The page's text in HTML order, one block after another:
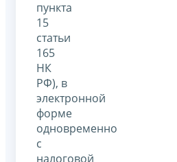
пункта
15
статьи
165
НК
РФ), в
электронной
форме
одновременно
с
налоговой